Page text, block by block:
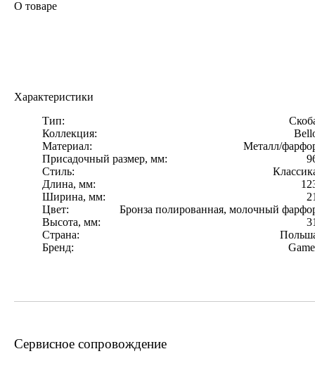
О товаре
Характеристики
Тип:
Коллекция:
Материал:
Металл/
Присадочный размер, мм:
Стиль:
Длина, мм:
Ширина, мм:
Цвет:
Бронза полированная, молочный
Высота, мм:
Страна:
Бренд:
Сервисное сопровождение